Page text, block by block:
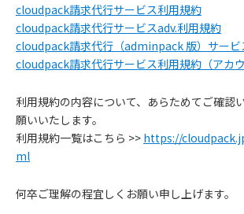
cloudpack請求代行サービス利用規約
cloudpack請求代行サービスadv.利用規約
cloudpack請求代行（adminpack 版）サービ
cloudpack請求代行サービス利用規約（アカウ
利用規約の内容について、あらためてご確認
願いいたします。
利用規約一覧はこちら >> https://
ml
何卒ご理解の程宜しくお願い申し上げます。
お
ら